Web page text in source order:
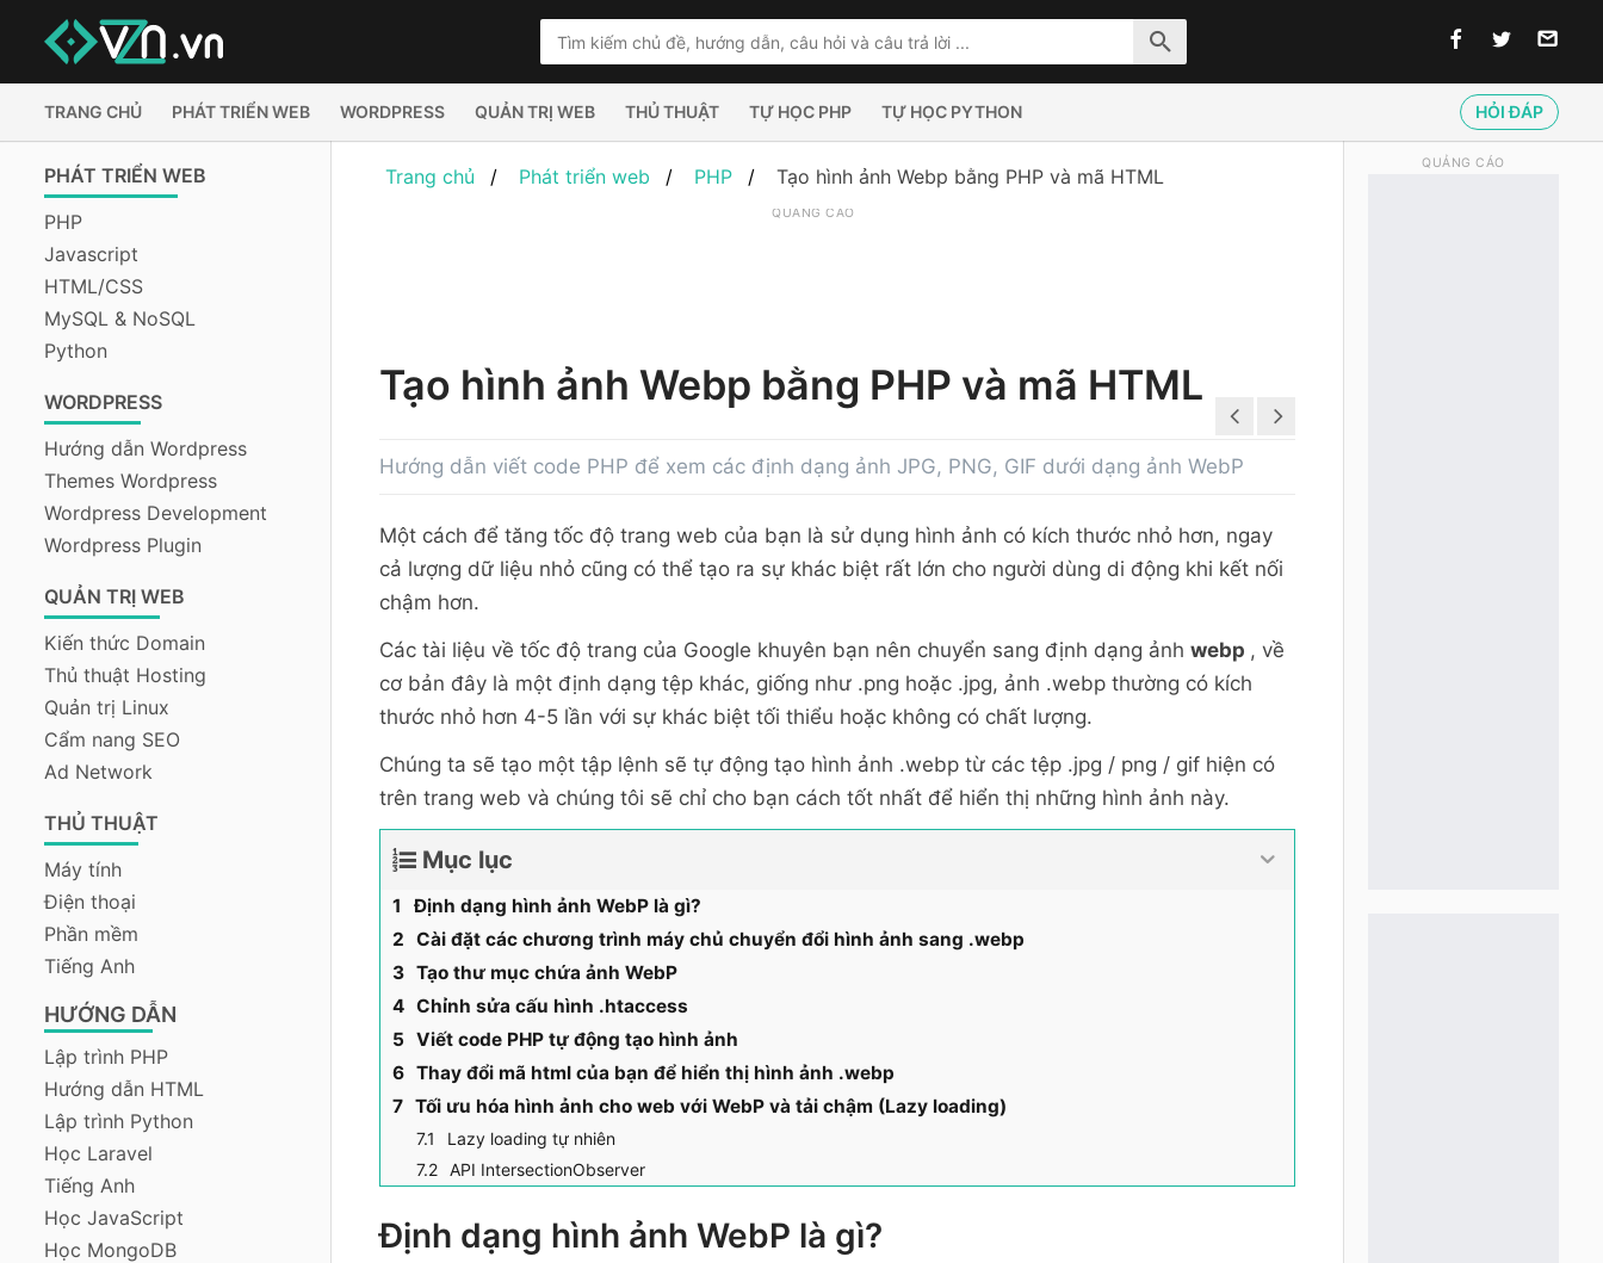
TRANG CHỦ PHÁT TRIỂN WEB WORDPRESS QUẢN TRỊ WEB THỦ THUẬT TỰ HỌC PHP TỰ HỌC PYTHON HỎI ĐÁP
PHÁT TRIỂN WEB
PHP
Javascript
HTML/CSS
MySQL & NoSQL
Python
WORDPRESS
Hướng dẫn Wordpress
Themes Wordpress
Wordpress Development
Wordpress Plugin
QUẢN TRỊ WEB
Kiến thức Domain
Thủ thuật Hosting
Quản trị Linux
Cẩm nang SEO
Ad Network
THỦ THUẬT
Máy tính
Điện thoại
Phần mềm
Tiếng Anh
HƯỚNG DẪN
Lập trình PHP
Hướng dẫn HTML
Lập trình Python
Học Laravel
Tiếng Anh
Học JavaScript
Học MongoDB
Trang chủ Phát triển web PHP Tạo hình ảnh Webp bằng PHP và mã HTML
QUẢNG CÁO
Tạo hình ảnh Webp bằng PHP và mã HTML
Hướng dẫn viết code PHP để xem các định dạng ảnh JPG, PNG, GIF dưới dạng ảnh WebP
Một cách để tăng tốc độ trang web của bạn là sử dụng hình ảnh có kích thước nhỏ hơn, ngay
cả lượng dữ liệu nhỏ cũng có thể tạo ra sự khác biệt rất lớn cho người dùng di động khi kết nối
chậm hơn.
Các tài liệu về tốc độ trang của Google khuyên bạn nên chuyển sang định dạng ảnh webp , về
cơ bản đây là một định dạng tệp khác, giống như .png hoặc .jpg, ảnh .webp thường có kích
thước nhỏ hơn 4-5 lần với sự khác biệt tối thiểu hoặc không có chất lượng.
Chúng ta sẽ tạo một tập lệnh sẽ tự động tạo hình ảnh .webp từ các tệp .jpg / png / gif hiện có
trên trang web và chúng tôi sẽ chỉ cho bạn cách tốt nhất để hiển thị những hình ảnh này.
Mục lục
Định dạng hình ảnh WebP là gì?
Cài đặt các chương trình máy chủ chuyển đổi hình ảnh sang .webp
Tạo thư mục chứa ảnh WebP
Chỉnh sửa cấu hình .htaccess
Viết code PHP tự động tạo hình ảnh
Thay đổi mã html của bạn để hiển thị hình ảnh .webp
Tối ưu hóa hình ảnh cho web với WebP và tải chậm (Lazy loading)
Lazy loading tự nhiên
API IntersectionObserver
Định dạng hình ảnh WebP là gì?
QUẢNG CÁO